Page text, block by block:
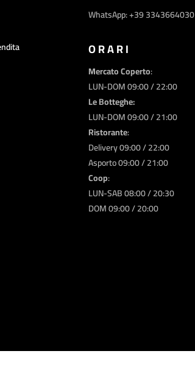
WhatsApp: +39 3343664030
ORARI
Mercato Coperto:
LUN-DOM 09:00 / 22:00
Le Botteghe:
LUN-DOM 09:00 / 21:00
Ristorante:
Delivery 09:00 / 22:00
Asporto 09:00 / 21:00
Coop:
LUN-SAB 08:00 / 20:30
DOM 09:00 / 20:00